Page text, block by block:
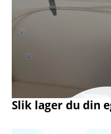
Slik lager du din